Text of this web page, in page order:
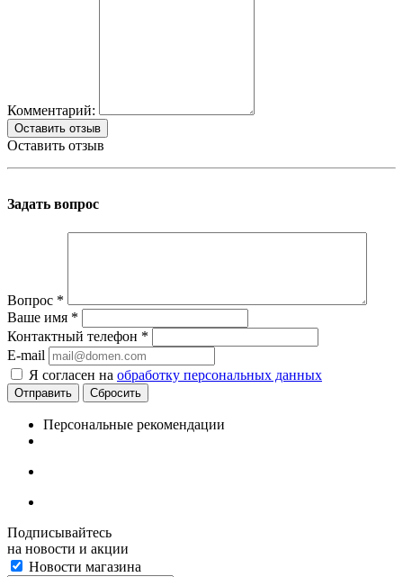
Комментарий:
Оставить отзыв
Оставить отзыв
Задать вопрос
Вопрос *
Ваше имя *
Контактный телефон *
E-mail
Я согласен на обработку персональных данных
Отправить Сбросить
Персональные рекомендации
Подписывайтесь
на новости и акции
Новости магазина